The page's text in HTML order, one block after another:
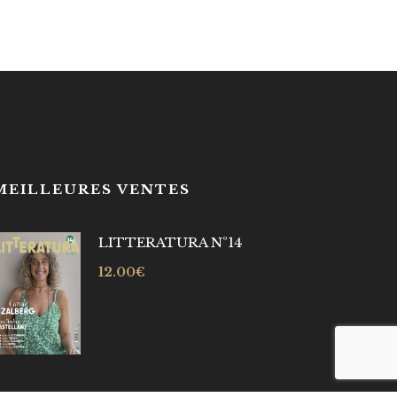
VENTES
LITTERATURA Nº14
12.00€